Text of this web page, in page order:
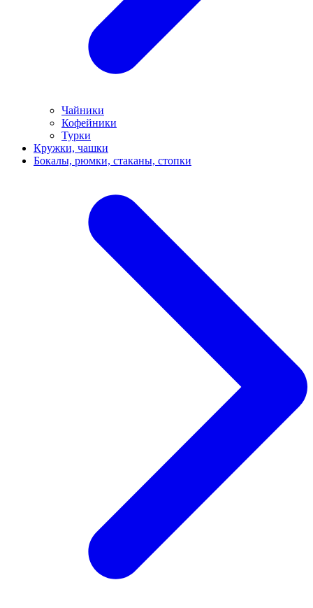
Чайники
Кофейники
Турки
Кружки, чашки
Бокалы, рюмки, стаканы, стопки